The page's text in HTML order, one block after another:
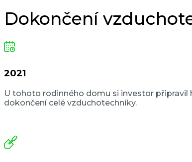
Dokončení
2021
U tohoto rodinného domu si investor připravil
dokončení celé vzduchotechniky.